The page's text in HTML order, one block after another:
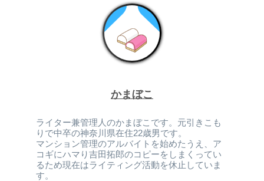
かまぼこ
ライター兼管理人のかまぼこです。元引きこも
りで中卒の神奈川県在住22歳男です。
マンション管理のアルバイトを始めたうえ、ア
コギにハマり吉田拓郎のコピーをしまくってい
るため現在はライティング活動を休止していま
す。